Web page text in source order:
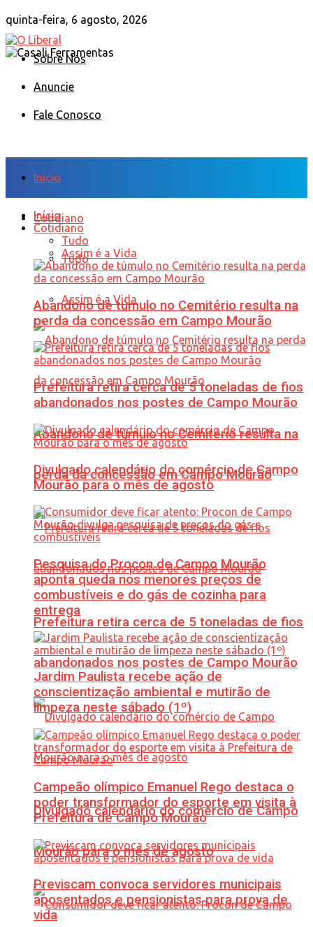
quinta-feira, 6 agosto, 2026
Sobre Nós
Anuncie
Fale Conosco
Início
Cotidiano
Tudo
Assim é a Vida
Abandono de túmulo no Cemitério resulta na
perda da concessão em Campo Mourão
Prefeitura retira cerca de 5 toneladas de fios
abandonados nos postes de Campo Mourão
Divulgado calendário do comércio de Campo
Mourão para o mês de agosto
Início
Cotidiano
Tudo
Assim é a Vida
Abandono de túmulo no Cemitério resulta na
perda da concessão em Campo Mourão
Prefeitura retira cerca de 5 toneladas de fios
abandonados nos postes de Campo Mourão
Divulgado calendário do comércio de Campo
Mourão para o mês de agosto
Pesquisa do Procon de Campo Mourão
aponta queda nos menores preços de
combustíveis e do gás de cozinha para
entrega
Jardim Paulista recebe ação de
conscientização ambiental e mutirão de
limpeza neste sábado (1º)
Campeão olímpico Emanuel Rego destaca o
poder transformador do esporte em visita à
Prefeitura de Campo Mourão
Previscam convoca servidores municipais
aposentados e pensionistas para prova de
vida